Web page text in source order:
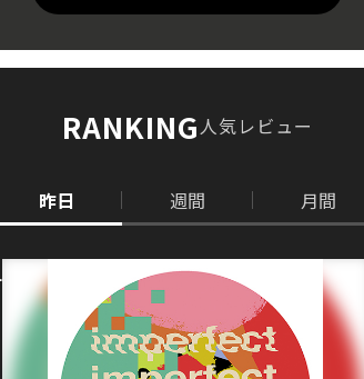
RANKING人気レビュー
昨日 週間 月間